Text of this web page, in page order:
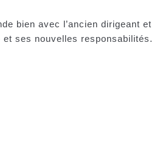
bien avec l’ancien dirigeant et
ses nouvelles responsabilités.